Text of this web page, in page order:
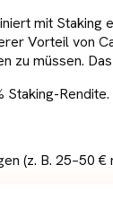
mit
Vorteil von
zu müssen.
Staking-
(z. B. 25–50